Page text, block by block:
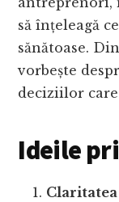
să înțeleagă
sănătoase.
vorbește
deciziilor
Ideile